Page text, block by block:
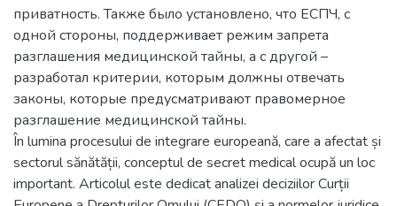
приватность. Также было установлено, что ЕСПЧ, с
одной стороны, поддерживает режим запрета
разглашения медицинской тайны, а с другой –
разработал критерии, которым должны отвечать
законы, которые предусматривают правомерное
разглашение медицинской тайны.
În lumina procesului de integrare europeană, care a afectat și
sectorul sănătății, conceptul de secret medical ocupă un loc
important. Articolul este dedicat analizei deciziilor Curții